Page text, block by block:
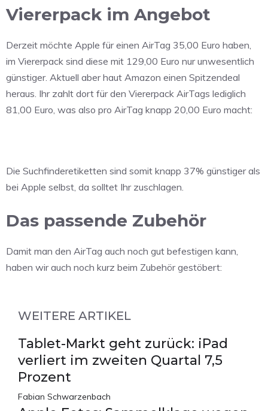
Viererpack im Angebot
Derzeit möchte Apple für einen AirTag 35,00 Euro haben,
im Viererpack sind diese mit 129,00 Euro nur unwesentlich
günstiger. Aktuell aber haut Amazon einen Spitzendeal
heraus. Ihr zahlt dort für den Viererpack AirTags lediglich
81,00 Euro, was also pro AirTag knapp 20,00 Euro macht:
Die Suchfinderetiketten sind somit knapp 37% günstiger als
bei Apple selbst, da solltet Ihr zuschlagen.
Das passende Zubehör
Damit man den AirTag auch noch gut befestigen kann,
haben wir auch noch kurz beim Zubehör gestöbert:
WEITERE ARTIKEL
Tablet-Markt geht zurück: iPad
verliert im zweiten Quartal 7,5
Prozent
Fabian Schwarzenbach